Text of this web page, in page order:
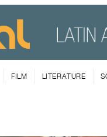
FILM LITERATURE